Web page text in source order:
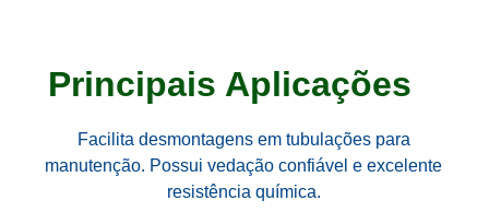
Principais Aplicações
Facilita desmontagens em tubulações para
manutenção. Possui vedação confiável e excelente
resistência química.